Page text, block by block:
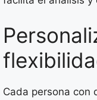
Cada persona con